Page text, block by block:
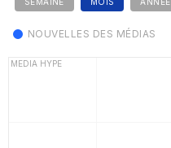
NOUVELLES DES MÉDIAS